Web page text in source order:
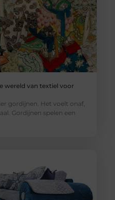
wereld van textiel voor
gordijnen. Het voelt onaf,
Gordijnen spelen een